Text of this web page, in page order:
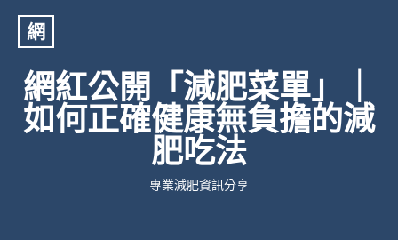
網
網紅公開「減肥菜單」｜
如何正確健康無負擔的減
肥吃法
專業減肥資訊分享